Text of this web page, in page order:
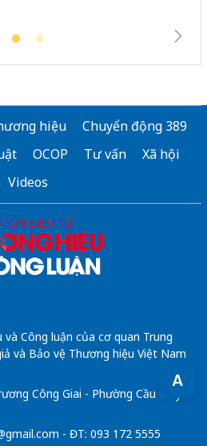
A
hiệu
Chuyển động 389
OCOP Tư vấn
Xã hội
Videos
Công luận của cơ quan Trung
và Bảo vệ Thương hiệu Việt Nam
Công Giai - Phường Cầu Giấy -
- ĐT: 093 172 5555